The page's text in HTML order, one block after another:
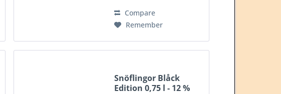
Compare
Remember
Snöflingor Blåck
Edition 0,75 l - 12 %